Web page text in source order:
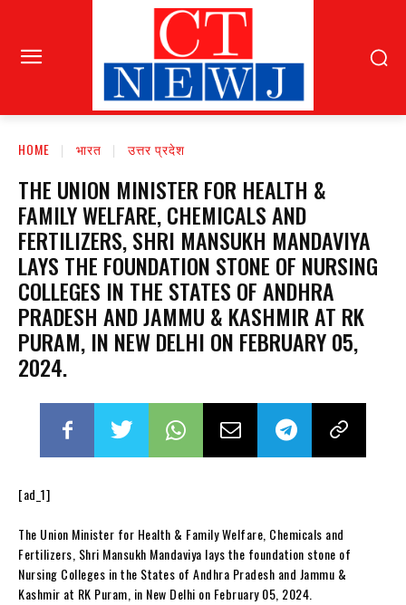
HOME भारत उत्तर प्रदेश
THE UNION MINISTER FOR HEALTH &
FAMILY WELFARE, CHEMICALS AND
FERTILIZERS, SHRI MANSUKH MANDAVIYA
LAYS THE FOUNDATION STONE OF NURSING
COLLEGES IN THE STATES OF ANDHRA
PRADESH AND JAMMU & KASHMIR AT RK
PURAM, IN NEW DELHI ON FEBRUARY 05,
2024.
[ad_1]
The Union Minister for Health & Family Welfare, Chemicals and
Fertilizers, Shri Mansukh Mandaviya lays the foundation stone of
Nursing Colleges in the States of Andhra Pradesh and Jammu &
Kashmir at RK Puram, in New Delhi on February 05, 2024.